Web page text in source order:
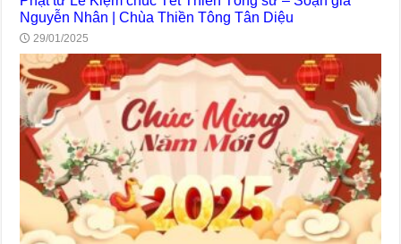
Nguyễn Nhân | Chùa Thiền Tông Tân Diệu
29/01/2025